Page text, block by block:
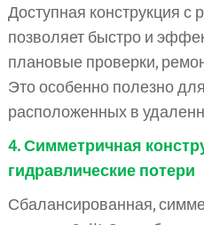
Доступная конструкция с
позволяет быстро и
плановые проверки,
Это особенно полезно
расположенных в
4. Симметричная
гидравлические потери
Сбалансированная,